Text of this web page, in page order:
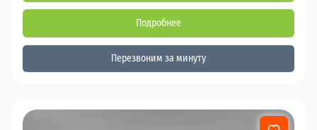
Подробнее
Перезвоним за минуту